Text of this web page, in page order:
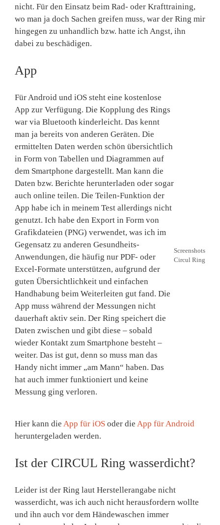
nicht. Für den Einsatz beim Rad- oder Krafttraining,
wo man ja doch Sachen greifen muss, war der Ring mir
hingegen zu unhandlich bzw. hatte ich Angst, ihn
dabei zu beschädigen.
App
Für Android und iOS steht eine kostenlose
App zur Verfügung. Die Kopplung des Rings
war via Bluetooth kinderleicht. Das kennt
man ja bereits von anderen Geräten. Die
ermittelten Daten werden schön übersichtlich
in Form von Tabellen und Diagrammen auf
dem Smartphone dargestellt. Man kann die
Daten bzw. Berichte herunterladen oder sogar
auch online teilen. Die Teilen-Funktion der
App habe ich in meinem Test allerdings nicht
genutzt. Ich habe den Export in Form von
Grafikdateien (PNG) verwendet, was ich im
Gegensatz zu anderen Gesundheits-
Anwendungen, die häufig nur PDF- oder
Excel-Formate unterstützen, aufgrund der
guten Übersichtlichkeit und einfachen
Handhabung beim Weiterleiten gut fand. Die
App muss während der Messungen nicht
dauerhaft aktiv sein. Der Ring speichert die
Daten zwischen und gibt diese – sobald
wieder Kontakt zum Smartphone besteht –
weiter. Das ist gut, denn so muss man das
Handy nicht immer „am Mann“ haben. Das
hat auch immer funktioniert und keine
Messung ging verloren.
Screenshots
Circul Ring
Hier kann die App für iOS oder die App für Android
heruntergeladen werden.
Ist der CIRCUL Ring wasserdicht?
Leider ist der Ring laut Herstellerangabe nicht
wasserdicht, was ich auch nicht herausfordern wollte
und ihn auch vor dem Händewaschen immer